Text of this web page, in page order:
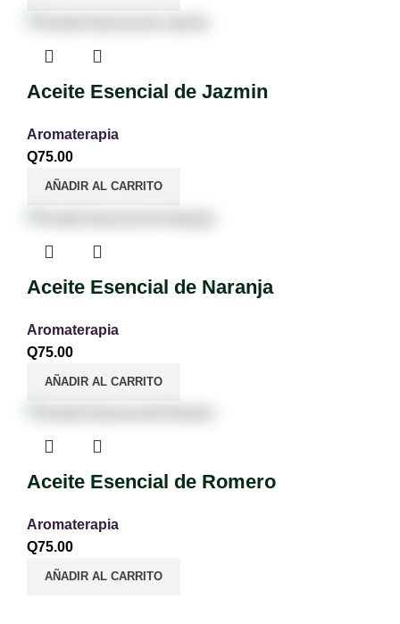
Aceite Esencial de Jazmin
Aromaterapia
Q75.00
AÑADIR AL CARRITO
Aceite Esencial de Naranja
Aromaterapia
Q75.00
AÑADIR AL CARRITO
Aceite Esencial de Romero
Aromaterapia
Q75.00
AÑADIR AL CARRITO